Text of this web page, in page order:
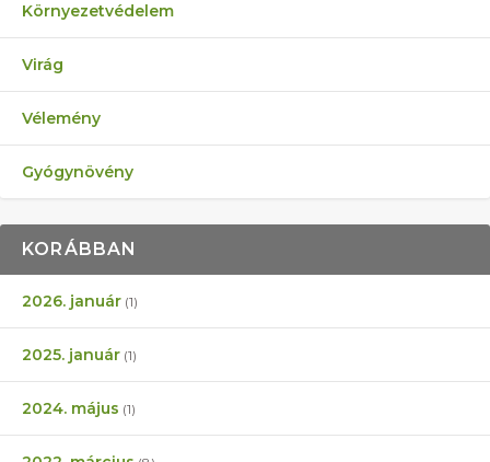
Környezetvédelem
Virág
Vélemény
Gyógynövény
KORÁBBAN
2026. január (1)
2025. január (1)
2024. május (1)